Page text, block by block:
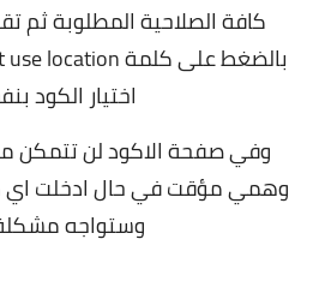
كافة الصلاحية المطلوبة ثم
اختيار الكود
وفي صفحة الاكود لن تتمكن
وهمي مؤقت في حال ادخلت اي
وستواجه